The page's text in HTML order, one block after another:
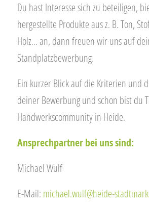
Du hast Interesse sich zu beteiligen,
hergestellte Produkte aus z. B. Ton,
Holz… an, dann freuen wir uns auf
Standplatzbewerbung.
Ein kurzer Blick auf die Kriterien und
deiner Bewerbung und schon bist du
Handwerkscommunity in Heide.
Ansprechpartner bei uns sind:
Michael Wulf
E-Mail: michael.wulf@heide-